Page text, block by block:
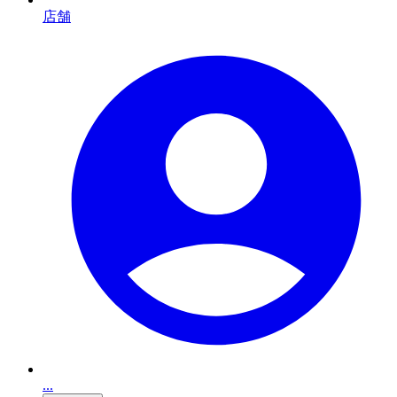
店舗
...